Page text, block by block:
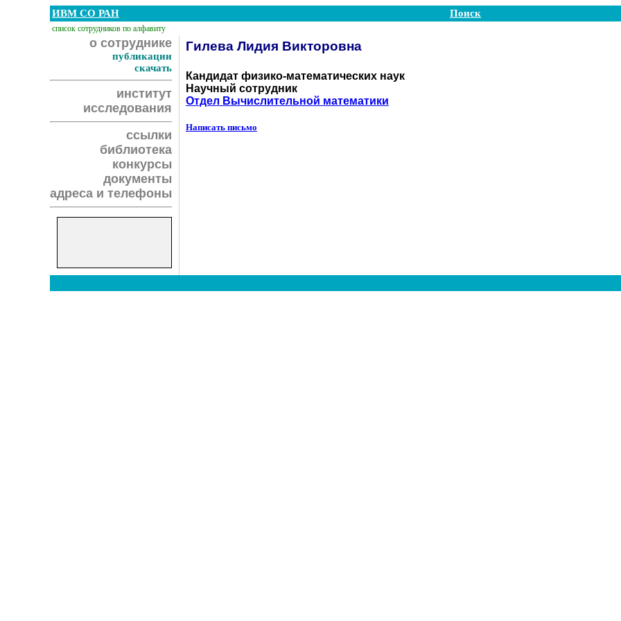
ИВМ СО РАН Поиск
список сотрудников по алфавиту
о сотруднике
публикации
скачать
институт
исследования
ссылки
библиотека
конкурсы
документы
адреса и телефоны
Гилева Лидия Викторовна
Кандидат физико-математических наук
Научный сотрудник
Отдел Вычислительной математики
Написать письмо